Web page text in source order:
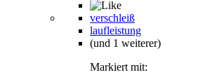
verschleiß
laufleistung
(und 1 weiterer)
Markiert mit: